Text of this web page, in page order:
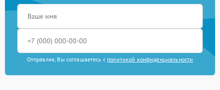
Отправляя, Вы соглашаетесь с политикой конфиденциальности